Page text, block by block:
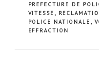
PREFECTURE DE
VITESSE ,
POLICE NATIONALE ,
EFFRACTION